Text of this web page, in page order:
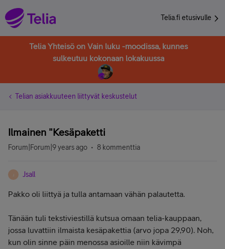
Telia.fi etusivulle
Telia Yhteisö on Vain luku -moodissa, kunnes
sulkeutuu kokonaan lokakuussa
Telian asiakkuuteen liittyvät keskustelut
Ilmainen "Kesäpaketti
Forum|Forum|9 years ago 8 kommenttia
J Jsall
Pakko oli liittyä ja tulla antamaan vähän palautetta.
Tänään tuli tekstiviestillä kutsua omaan telia-kauppaan,
jossa luvattiin ilmaista kesäpakettia (arvo jopa 29,90). Noh,
kun olin sinne päin menossa asioille niin kävimpä